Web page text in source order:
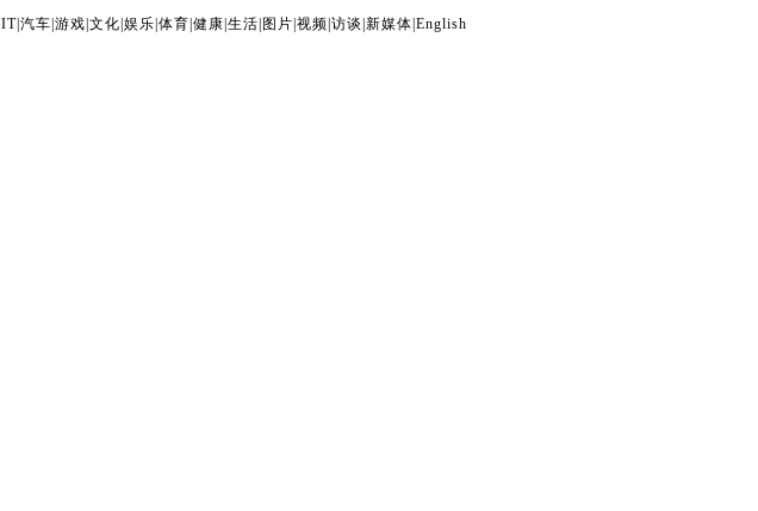
IT| 汽车 游戏 文化 娱乐 体育 健康 生活 图片 视频 访谈 新媒体 English